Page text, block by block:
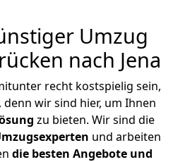
Umzug
nach Jena
recht kostspielig sein,
denn wir sind hier, um Ihnen
zu bieten. Wir sind die
und arbeiten
die besten Angebote und